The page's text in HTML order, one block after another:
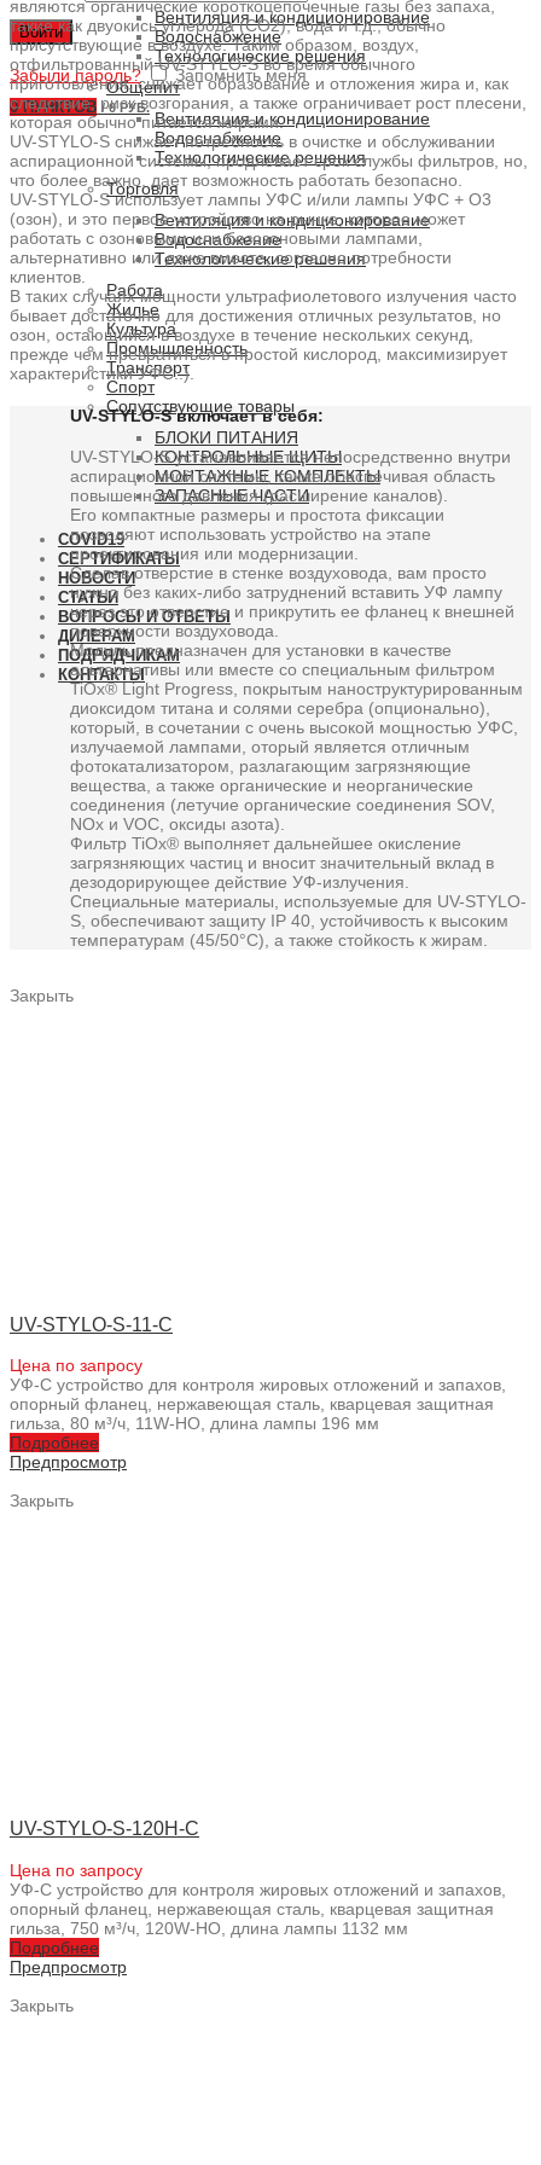
Войти
Забыли пароль? Запомнить меня
0ПУНКТОВ / 0 РУБ.
Вентиляция и кондиционирование
Водоснабжение
Технологические решения
Общепит
Вентиляция и кондиционирование
Водоснабжение
Технологические решения
Торговля
Вентиляция и кондиционирование
Водоснабжение
Технологические решения
Работа
Жилье
Культура
Промышленность
Транспорт
Спорт
Сопутствующие товары
БЛОКИ ПИТАНИЯ
КОНТРОЛЬНЫЕ ЩИТЫ
МОНТАЖНЫЕ КОМПЛЕКТЫ
ЗАПАСНЫЕ ЧАСТИ
COVID19
СЕРТИФИКАТЫ
НОВОСТИ
СТАТЬИ
ВОПРОСЫ И ОТВЕТЫ
ДИЛЕРАМ
ПОДРЯДЧИКАМ
КОНТАКТЫ
являются органические короткоцепочечные газы без запаха,
такие как двуокись углерода (CO2), вода и т.д., обычно
присутствующие в воздухе. Таким образом, воздух,
отфильтрованный UV-STYLO-S во время обычного
приготовления, снижает образование и отложения жира и, как
следствие, риск возгорания, а также ограничивает рост плесени,
которая обычно питается жирами.
UV-STYLO-S снижает потребность в очистке и обслуживании
аспирационной системы, продлевает срок службы фильтров, но,
что более важно, дает возможность работать безопасно.
UV-STYLO-S использует лампы УФС и/или лампы УФС + O3
(озон), и это первое устройство на рынке, которое может
работать с озоновыми или безозоновыми лампами,
альтернативно или даже вместе, согласно потребности
клиентов.
В таких случаях мощности ультрафиолетового излучения часто
бывает достаточно для достижения отличных результатов, но
озон, остающийся в воздухе в течение нескольких секунд,
прежде чем превратиться в простой кислород, максимизирует
характеристики УФС..).
UV-STYLO-S включает в себя:
UV-STYLO-S устанавливается непосредственно внутри
аспирационной системы, также обеспечивая область
повышенного давления (расширение каналов).
Его компактные размеры и простота фиксации
позволяют использовать устройство на этапе
проектирования или модернизации.
Сделав отверстие в стенке воздуховода, вам просто
нужно без каких-либо затруднений вставить УФ лампу
через это отверстие и прикрутить ее фланец к внешней
поверхности воздуховода.
Модуль предназначен для установки в качестве
альтернативы или вместе со специальным фильтром
TiOx® Light Progress, покрытым наноструктурированным
диоксидом титана и солями серебра (опционально),
который, в сочетании с очень высокой мощностью УФС,
излучаемой лампами, оторый является отличным
фотокатализатором, разлагающим загрязняющие
вещества, а также органические и неорганические
соединения (летучие органические соединения SOV,
NOx и VOC, оксиды азота).
Фильтр TiOx® выполняет дальнейшее окисление
загрязняющих частиц и вносит значительный вклад в
дезодорирующее действие УФ-излучения.
Специальные материалы, используемые для UV-STYLO-
S, обеспечивают защиту IP 40, устойчивость к высоким
температурам (45/50°C), а также стойкость к жирам.
Закрыть
UV-STYLO-S-11-C
Цена по запросу
УФ-С устройство для контроля жировых отложений и запахов,
опорный фланец, нержавеющая сталь, кварцевая защитная
гильза, 80 м³/ч, 11W-HO, длина лампы 196 мм
Подробнее
Предпросмотр
Закрыть
UV-STYLO-S-120H-C
Цена по запросу
УФ-С устройство для контроля жировых отложений и запахов,
опорный фланец, нержавеющая сталь, кварцевая защитная
гильза, 750 м³/ч, 120W-HO, длина лампы 1132 мм
Подробнее
Предпросмотр
Закрыть